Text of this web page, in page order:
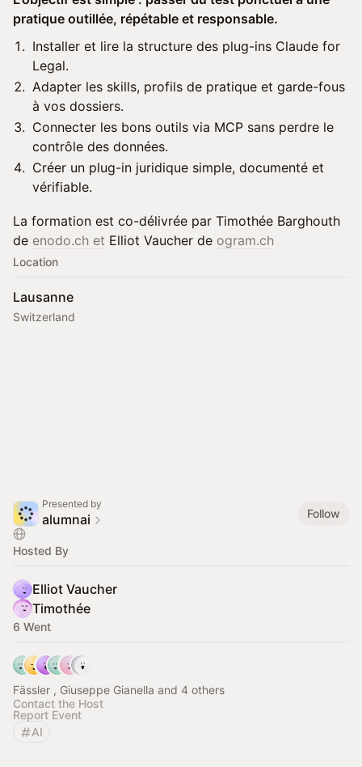
pratique outillée, répétable et responsable.
Installer et lire la structure des plug-ins Claude for
Legal.
Adapter les skills, profils de pratique et garde-fous
à vos dossiers.
Connecter les bons outils via MCP sans perdre le
contrôle des données.
Créer un plug-in juridique simple, documenté et
vérifiable.
La formation est co-délivrée par Timothée Barghouth
de enodo.ch et Elliot Vaucher de ogram.ch
Location
Lausanne
Switzerland
Presented by
alumnai Follow
Hosted By
Elliot Vaucher
Timothée
6 Went
Fässler , Giuseppe Gianella and 4 others
Contact the Host
Report Event
AI